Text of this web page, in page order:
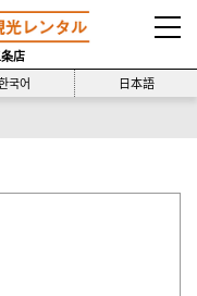
店
국어 日本語